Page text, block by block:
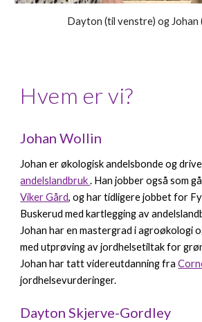
Dayton (til venstre) og Johan
Hvem er vi?
Johan Wollin
Johan er økologisk andelsbonde og
andelslandbruk. Han jobber også som
Viker Gård, og har tidligere jobbet for
Buskerud med kartlegging av
Johan har en mastergrad i agroøkologi
med utprøving av jordhelsetiltak for
Johan har tatt videreutdanning fra
jordhelsevurderinger.
Dayton Skjerve-Gordley